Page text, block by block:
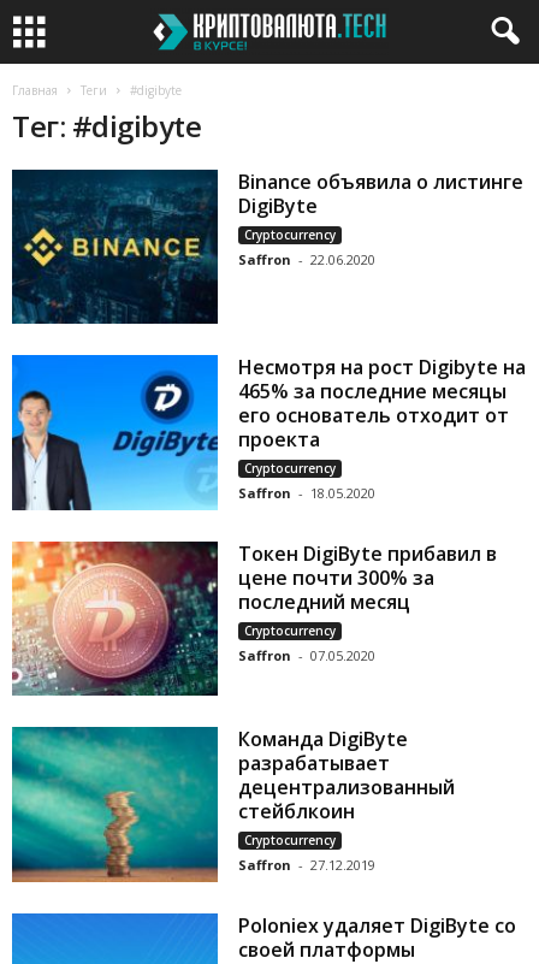
Главная Теги #digibyte
Тег: #digibyte
Binance объявила о листинге
DigiByte
Cryptocurrency
Saffron - 22.06.2020
Несмотря на рост Digibyte на
465% за последние месяцы
его основатель отходит от
проекта
Cryptocurrency
Saffron - 18.05.2020
Токен DigiByte прибавил в
цене почти 300% за
последний месяц
Cryptocurrency
Saffron - 07.05.2020
Команда DigiByte
разрабатывает
децентрализованный
стейблкоин
Cryptocurrency
Saffron - 27.12.2019
Poloniex удаляет DigiByte со
своей платформы